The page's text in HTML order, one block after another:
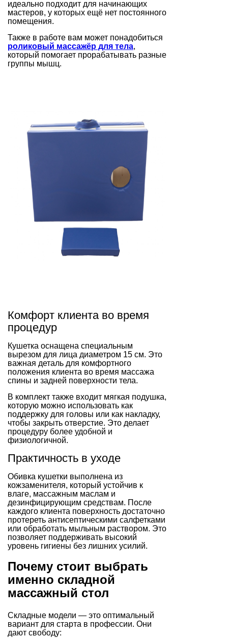
идеально подходит для начинающих
мастеров, у которых ещё нет постоянного
помещения.
Также в работе вам может понадобиться
роликовый массажёр для тела,
который помогает прорабатывать разные
группы мышц.
Комфорт клиента во время
процедур
Кушетка оснащена специальным
вырезом для лица диаметром 15 см. Это
важная деталь для комфортного
положения клиента во время массажа
спины и задней поверхности тела.
В комплект также входит мягкая подушка,
которую можно использовать как
поддержку для головы или как накладку,
чтобы закрыть отверстие. Это делает
процедуру более удобной и
физиологичной.
Практичность в уходе
Обивка кушетки выполнена из
кожзаменителя, который устойчив к
влаге, массажным маслам и
дезинфицирующим средствам. После
каждого клиента поверхность достаточно
протереть антисептическими салфетками
или обработать мыльным раствором. Это
позволяет поддерживать высокий
уровень гигиены без лишних усилий.
Почему стоит выбрать
именно складной
массажный стол
Складные модели — это оптимальный
вариант для старта в профессии. Они
дают свободу: